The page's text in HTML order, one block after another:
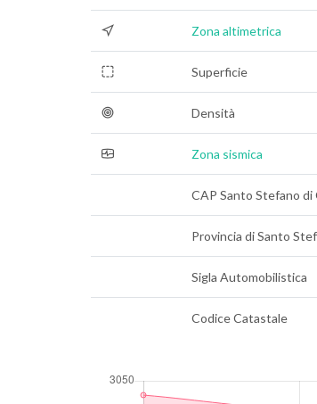
Zona altimetrica
Superficie
Densità
Zona sismica
CAP Santo Stefano di
Provincia di Santo
Sigla Automobilistica
Codice Catastale